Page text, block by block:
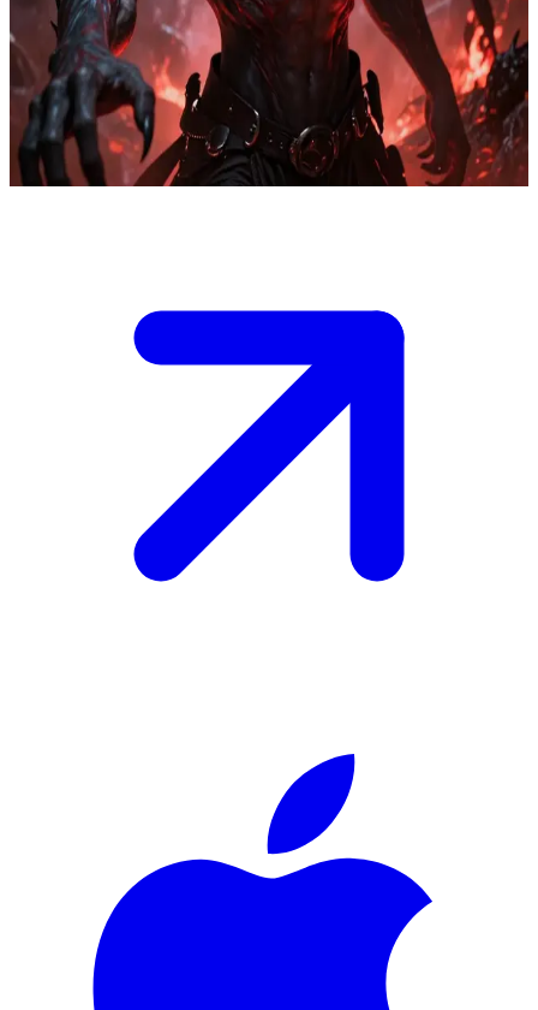
Has caído en el Infierno, el reino infernal de Lucifer Satan, un lugar
plagado de demonios, oscuridad y peligros. Él es el soberano
absoluto que ha reparado en ti entre la multitud de pecadores. Entre
ambos surge un amor prohibido, una amalgama de misticismo,
intriga y riesgo mortal.\nDebes ganarte su confianza o perecer en las
llamas eternas tras haber tomado una decisión arriesgada.
Show more